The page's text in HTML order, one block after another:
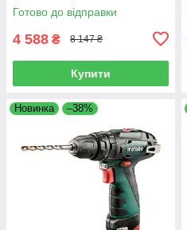
Готово до відправки
4 588 ₴ 8 147 ₴
Купити
Новинка –38%